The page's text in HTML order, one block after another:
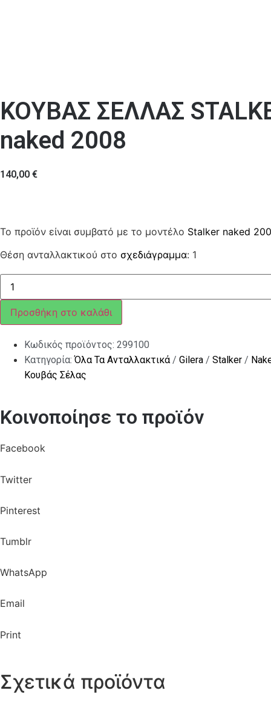
ΚΟΥΒΑΣ ΣΕΛΛΑΣ
naked 2008
140,00 €
Το προϊόν είναι συμβατό με το μοντέλο Stalker naked
Θέση ανταλλακτικού στο σχεδιάγραμμα: 1
ΚΟΥΒΑΣ
ΣΕΛΛΑΣ
STALKER
ποσότητα
Προσθήκη στο καλάθι
Κωδικός προϊόντος: 299100
Κατηγορία:Όλα Τα Ανταλλακτικά/ Gilera / Stalker /
Κουβάς Σέλας
Κοινοποίησε το προϊόν
Facebook
Twitter
Pinterest
Tumblr
WhatsApp
Email
Print
Σχετικά προϊόντα